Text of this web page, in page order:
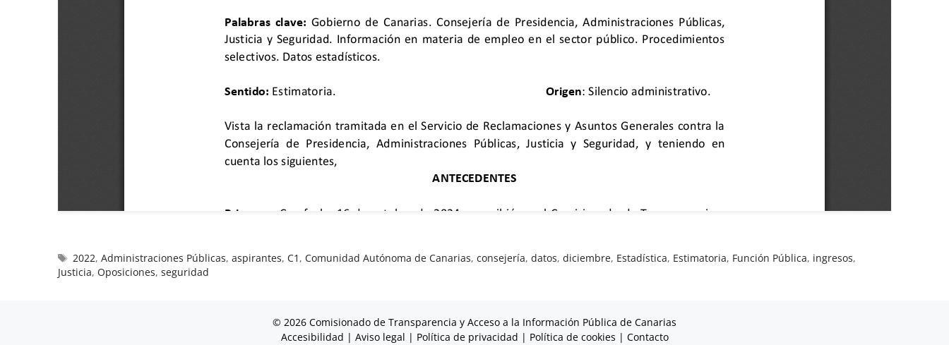
2022,Administraciones Públicas,aspirantes,C1 ,Comunidad Autónoma de Canarias,consejería,datos,diciembre, Estadística, Estimatoria, Función Pública, ingresos,
Justicia, Oposiciones, seguridad
© 2026 Comisionado de Transparencia y Acceso a la Información Pública de Canarias
Accesibilidad | Aviso legal | Política de privacidad | Política de cookies | Contacto